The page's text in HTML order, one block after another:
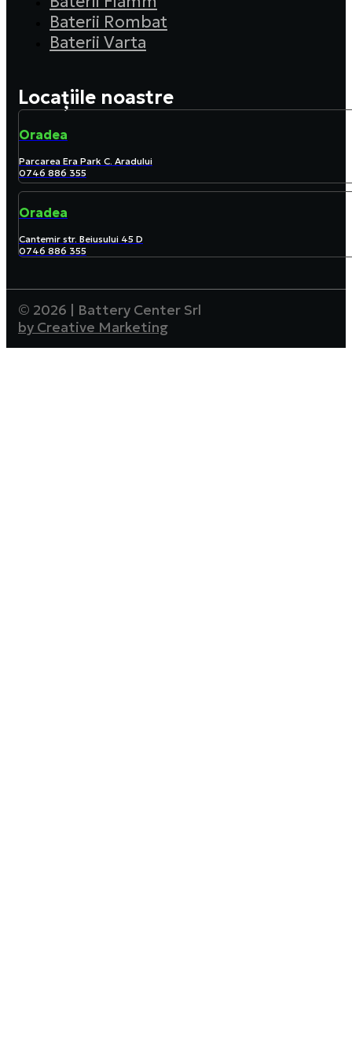
Baterii Rombat
Baterii Varta
Locațiile noastre
Oradea
Parcarea Era Park C. Aradului
0746 886 355
Oradea
Cantemir str. Beiusului 45 D
0746 886 355
© 2026 | Battery Center Srl
by Creative Marketing